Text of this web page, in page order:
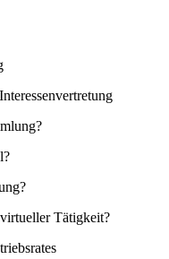
Tätigkeit?